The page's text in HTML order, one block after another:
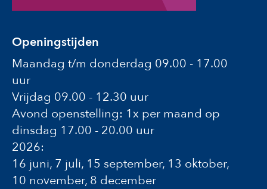
Openingstijden
Maandag t/m donderdag 09.00 - 17.00
uur
Vrijdag 09.00 - 12.30 uur
Avond openstelling: 1x per maand op
dinsdag 17.00 - 20.00 uur
2026:
16 juni, 7 juli, 15 september, 13 oktober,
10 november, 8 december